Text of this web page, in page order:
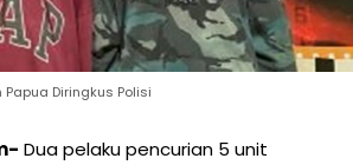
Papua Diringkus Polisi
Dua pelaku pencurian 5 unit